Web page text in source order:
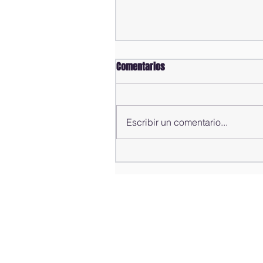
Comentarios
Escribir un comentario...